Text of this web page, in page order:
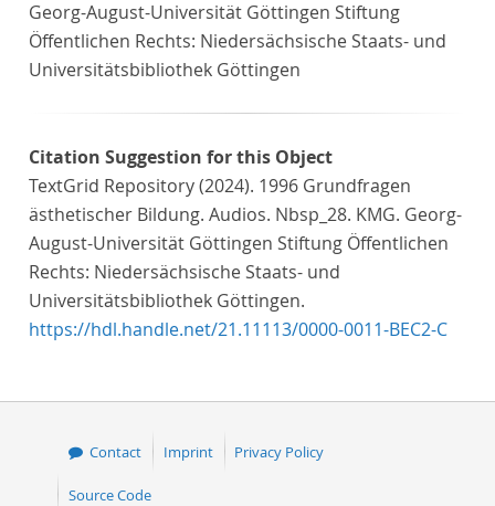
Georg-August-Universität Göttingen Stiftung
Öffentlichen Rechts: Niedersächsische Staats- und
Universitätsbibliothek Göttingen
Citation Suggestion for this Object
TextGrid Repository (2024). 1996 Grundfragen
ästhetischer Bildung. Audios. Nbsp_28. KMG. Georg-
August-Universität Göttingen Stiftung Öffentlichen
Rechts: Niedersächsische Staats- und
Universitätsbibliothek Göttingen.
https://hdl.handle.net/21.11113/0000-0011-BEC2-C
Contact Imprint Privacy Policy
Source Code